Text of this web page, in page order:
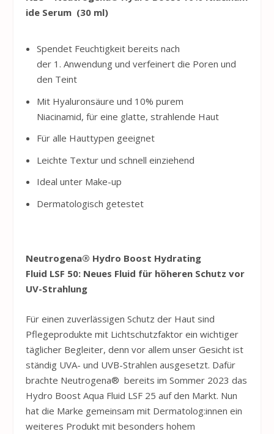
ide Serum (30 ml)
Spendet Feuchtigkeit bereits nach
der 1. Anwendung und verfeinert die Poren und
den Teint
Mit Hyaluronsäure und 10% purem
Niacinamid, für eine glatte, strahlende Haut
Für alle Hauttypen geeignet
Leichte Textur und schnell einziehend
Ideal unter Make-up
Dermatologisch getestet
Neutrogena® Hydro Boost Hydrating
Fluid LSF 50: Neues Fluid für höheren Schutz vor
UV-Strahlung
Für einen zuverlässigen Schutz der Haut sind
Pflegeprodukte mit Lichtschutzfaktor ein wichtiger
täglicher Begleiter, denn vor allem unser Gesicht ist
ständig UVA- und UVB-Strahlen ausgesetzt. Dafür
brachte Neutrogena® bereits im Sommer 2023 das
Hydro Boost Aqua Fluid LSF 25 auf den Markt. Nun
hat die Marke gemeinsam mit Dermatolog:innen ein
weiteres Produkt mit besonders hohem